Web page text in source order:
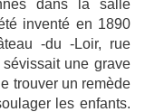
dans la salle
inventé en 1890
-du -Loir, rue
une grave
trouver un remède
les enfants.